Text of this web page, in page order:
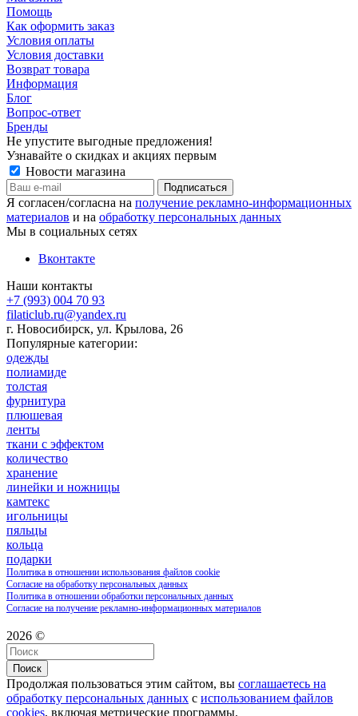
Помощь
Как оформить заказ
Условия оплаты
Условия доставки
Возврат товара
Информация
Блог
Вопрос-ответ
Бренды
Не упустите выгодные предложения!
Узнавайте о скидках и акциях первым
Новости магазина
Я согласен/согласна на получение рекламно-информационных
материалов и на обработку персональных данных
Мы в социальных сетях
Вконтакте
Наши контакты
+7 (993) 004 70 93
filaticlub.ru@yandex.ru
г. Новосибирск, ул. Крылова, 26
Популярные категории:
одежды
полиамиде
толстая
фурнитура
плюшевая
ленты
ткани с эффектом
количество
хранение
линейки и ножницы
камтекс
игольницы
пяльцы
кольца
подарки
Политика в отношении использования файлов cookie
Согласие на обработку персональных данных
Политика в отношении обработки персональных данных
Согласие на получение рекламно-информационных материалов
2026 ©
Поиск
Продолжая пользоваться этим сайтом, вы соглашаетесь на
обработку персональных данных с использованием файлов
cookies, включая метрические программы.